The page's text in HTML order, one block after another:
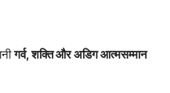
गर्व, शक्ति और अडिग आत्मसम्मान